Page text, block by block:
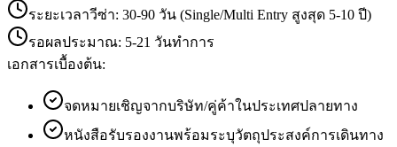
ระยะเวลาวีซ่า: 30-90 วัน (Single/Multi Entry สูงสุด 5-10 ปี)
รอผลประมาณ: 5-21 วันทำการ
เอกสารเบื้องต้น:
จดหมายเชิญจากบริษัท/คู่ค้าในประเทศปลายทาง
หนังสือรับรองงานพร้อมระบุวัตถุประสงค์การเดินทาง